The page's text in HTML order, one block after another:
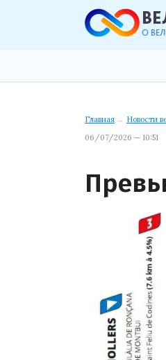
Главная → Новости
06/07/2026 — 10:51